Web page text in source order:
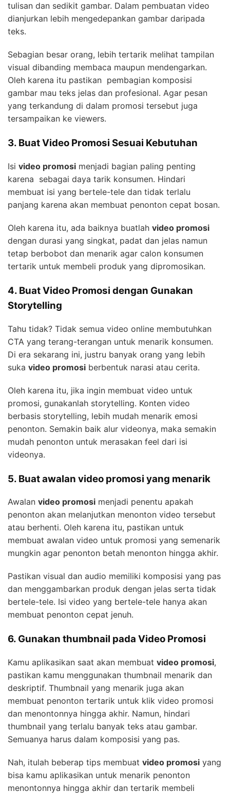
tulisan dan sedikit gambar. Dalam pembuatan video
dianjurkan lebih mengedepankan gambar daripada
teks.
Sebagian besar orang, lebih tertarik melihat tampilan
visual dibanding membaca maupun mendengarkan.
Oleh karena itu pastikan pembagian komposisi
gambar mau teks jelas dan profesional. Agar pesan
yang terkandung di dalam promosi tersebut juga
tersampaikan ke viewers.
3. Buat Video Promosi Sesuai Kebutuhan
Isi video promosi menjadi bagian paling penting
karena sebagai daya tarik konsumen. Hindari
membuat isi yang bertele-tele dan tidak terlalu
panjang karena akan membuat penonton cepat bosan.
Oleh karena itu, ada baiknya buatlah video promosi
dengan durasi yang singkat, padat dan jelas namun
tetap berbobot dan menarik agar calon konsumen
tertarik untuk membeli produk yang dipromosikan.
4. Buat Video Promosi dengan Gunakan
Storytelling
Tahu tidak? Tidak semua video online membutuhkan
CTA yang terang-terangan untuk menarik konsumen.
Di era sekarang ini, justru banyak orang yang lebih
suka video promosi berbentuk narasi atau cerita.
Oleh karena itu, jika ingin membuat video untuk
promosi, gunakanlah storytelling. Konten video
berbasis storytelling, lebih mudah menarik emosi
penonton. Semakin baik alur videonya, maka semakin
mudah penonton untuk merasakan feel dari isi
videonya.
5. Buat awalan video promosi yang menarik
Awalan video promosi menjadi penentu apakah
penonton akan melanjutkan menonton video tersebut
atau berhenti. Oleh karena itu, pastikan untuk
membuat awalan video untuk promosi yang semenarik
mungkin agar penonton betah menonton hingga akhir.
Pastikan visual dan audio memiliki komposisi yang pas
dan menggambarkan produk dengan jelas serta tidak
bertele-tele. Isi video yang bertele-tele hanya akan
membuat penonton cepat jenuh.
6. Gunakan thumbnail pada Video Promosi
Kamu aplikasikan saat akan membuat video promosi,
pastikan kamu menggunakan thumbnail menarik dan
deskriptif. Thumbnail yang menarik juga akan
membuat penonton tertarik untuk klik video promosi
dan menontonnya hingga akhir. Namun, hindari
thumbnail yang terlalu banyak teks atau gambar.
Semuanya harus dalam komposisi yang pas.
Nah, itulah beberap tips membuat video promosi yang
bisa kamu aplikasikan untuk menarik penonton
menontonnya hingga akhir dan tertarik membeli